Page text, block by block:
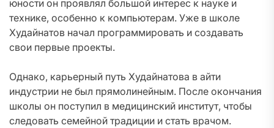
юности он проявлял большой интерес к науке и
технике, особенно к компьютерам. Уже в школе
Худайнатов начал программировать и создавать
свои первые проекты.
Однако, карьерный путь Худайнатова в айти
индустрии не был прямолинейным. После окончания
школы он поступил в медицинский институт, чтобы
следовать семейной традиции и стать врачом.